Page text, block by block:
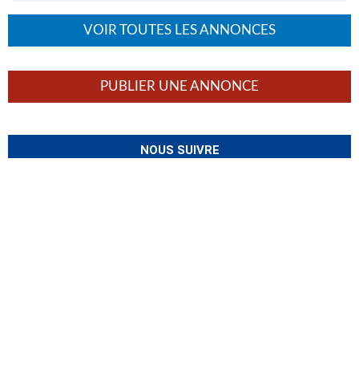
VOIR TOUTES LES ANNONCES
PUBLIER UNE ANNONCE
NOUS SUIVRE